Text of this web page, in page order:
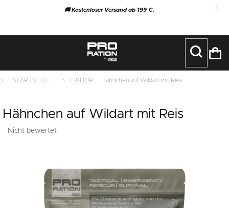
🚚 Kostenloser Versand ab 199 €.
STARTSEITE E-SHOP Hähnchen auf Wildart mit Reis
Hähnchen auf Wildart mit Reis
Die
Nicht bewertet